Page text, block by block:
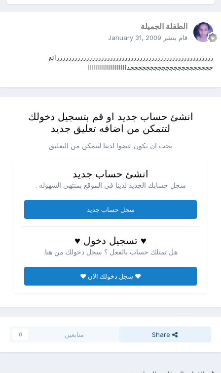
الطفلة الجميلة
قام بنشر January 31, 2009
رررررررررررررررررررررررررررررررررررررررررررررررررررررائع
جججججججججججججججججججججداااااااااااااااااااا
انشئ حساب جديد او قم بتسجيل دخولك
لتتمكن من اضافه تعليق جديد
يجب ان تكون عضوا لدينا لتتمكن من التعليق
انشئ حساب جديد
سجل حسابك الجديد لدينا في الموقع بمنتهي السهوله .
سجل حساب جديد
♥ تسجيل دخول ♥
هل تمتلك حساب بالفعل ؟ سجل دخولك من هنا.
♥ سجل دخولك الان ♥
Share متابعين 0